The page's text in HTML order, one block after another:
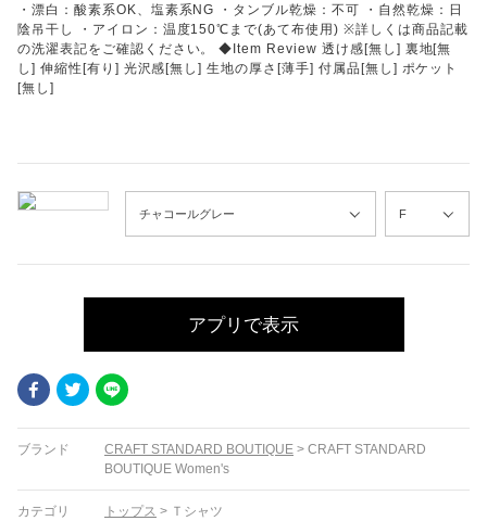
・漂白：酸素系OK、塩素系NG ・タンブル乾燥：不可 ・自然乾燥：日
陰吊干し ・アイロン：温度150℃まで(あて布使用) ※詳しくは商品記載
の洗濯表記をご確認ください。 ◆Item Review 透け感[無し] 裏地[無
し] 伸縮性[有り] 光沢感[無し] 生地の厚さ[薄手] 付属品[無し] ポケット
[無し]
アプリで表示
FacebookTwitter
ブランド CRAFT STANDARD BOUTIQUE > CRAFT STANDARD
BOUTIQUE Women's
カテゴリ トップス > Ｔシャツ